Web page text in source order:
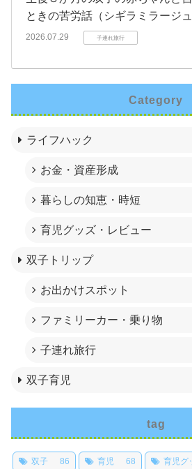
ときの苦労話（シギラミラージ
2026.07.29 子連れ旅行
Category
ライフハック
お金・資産形成
暮らしの知恵・時短
育児グッズ・レビュー
双子トリップ
お出かけスポット
ファミリーカー・乗り物
子連れ旅行
双子育児
tag
双子 86 育児 68 育児グ